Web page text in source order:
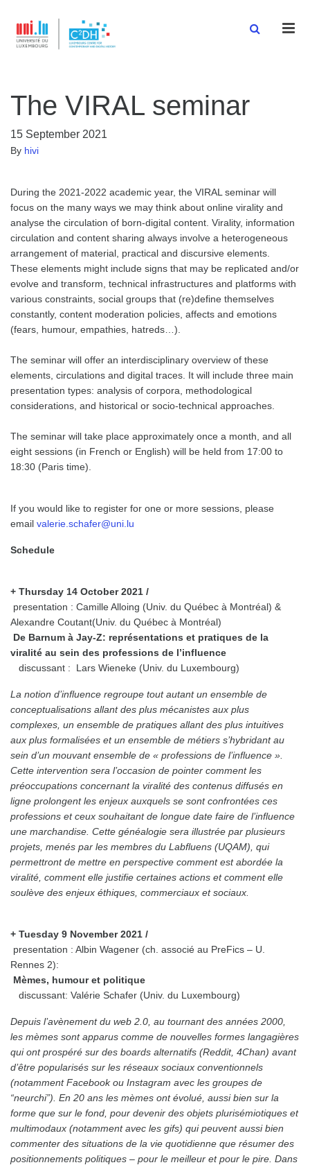
The VIRAL seminar
15 September 2021
By hivi
During the 2021-2022 academic year, the VIRAL seminar will
focus on the many ways we may think about online virality and
analyse the circulation of born-digital content. Virality, information
circulation and content sharing always involve a heterogeneous
arrangement of material, practical and discursive elements.
These elements might include signs that may be replicated and/or
evolve and transform, technical infrastructures and platforms with
various constraints, social groups that (re)define themselves
constantly, content moderation policies, affects and emotions
(fears, humour, empathies, hatreds…).
The seminar will offer an interdisciplinary overview of these
elements, circulations and digital traces. It will include three main
presentation types: analysis of corpora, methodological
considerations, and historical or socio-technical approaches.
The seminar will take place approximately once a month, and all
eight sessions (in French or English) will be held from 17:00 to
18:30 (Paris time).
If you would like to register for one or more sessions, please
email valerie.schafer@uni.lu
Schedule
+ Thursday 14 October 2021 /
presentation : Camille Alloing (Univ. du Québec à Montréal) &
Alexandre Coutant(Univ. du Québec à Montréal)
De Barnum à Jay-Z: représentations et pratiques de la
viralité au sein des professions de l’influence
discussant : Lars Wieneke (Univ. du Luxembourg)
La notion d’influence regroupe tout autant un ensemble de
conceptualisations allant des plus mécanistes aux plus
complexes, un ensemble de pratiques allant des plus intuitives
aux plus formalisées et un ensemble de métiers s’hybridant au
sein d’un mouvant ensemble de « professions de l’influence ».
Cette intervention sera l’occasion de pointer comment les
préoccupations concernant la viralité des contenus diffusés en
ligne prolongent les enjeux auxquels se sont confrontées ces
professions et ceux souhaitant de longue date faire de l’influence
une marchandise. Cette généalogie sera illustrée par plusieurs
projets, menés par les membres du Labfluens (UQAM), qui
permettront de mettre en perspective comment est abordée la
viralité, comment elle justifie certaines actions et comment elle
soulève des enjeux éthiques, commerciaux et sociaux.
+ Tuesday 9 November 2021 /
presentation : Albin Wagener (ch. associé au PreFics – U.
Rennes 2):
Mèmes, humour et politique
discussant: Valérie Schafer (Univ. du Luxembourg)
Depuis l’avènement du web 2.0, au tournant des années 2000,
les mèmes sont apparus comme de nouvelles formes langagières
qui ont prospéré sur des boards alternatifs (Reddit, 4Chan) avant
d’être popularisés sur les réseaux sociaux conventionnels
(notamment Facebook ou Instagram avec les groupes de
“neurchi”). En 20 ans les mèmes ont évolué, aussi bien sur la
forme que sur le fond, pour devenir des objets plurisémiotiques et
multimodaux (notamment avec les gifs) qui peuvent aussi bien
commenter des situations de la vie quotidienne que résumer des
positionnements politiques – pour le meilleur et pour le pire. Dans